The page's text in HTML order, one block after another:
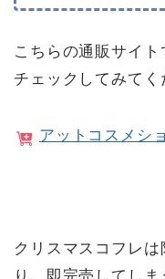
こちらの通販サイ
チェックしてみてく
アットコスメシ
クリスマスコフレ